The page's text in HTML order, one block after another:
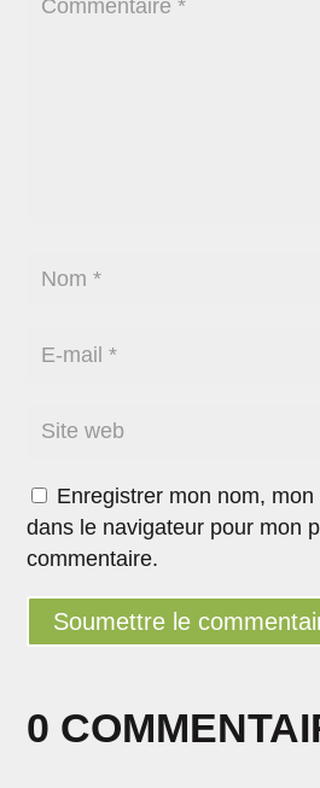
0
Enregistrer mon nom,
dans le navigateur pour mon
commentaire.
Soumettre le